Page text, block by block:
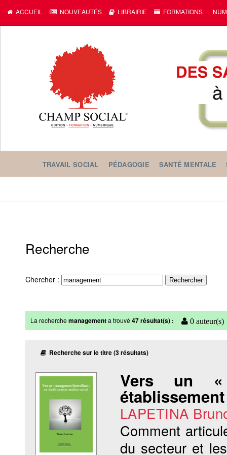
ACCUEIL NOUVEAUTÉS LIBRAIRIE FORMATIONS
TRAVAIL SOCIAL PÉDAGOGIE SANTÉ MENTALE
Recherche
Chercher :
La recherchemanagementa trouvé47 résultat(s) : 0 auteur(s)
Recherche sur le titre (3 résultats)
Vers un
LAPETINA
Comment
du secteur et